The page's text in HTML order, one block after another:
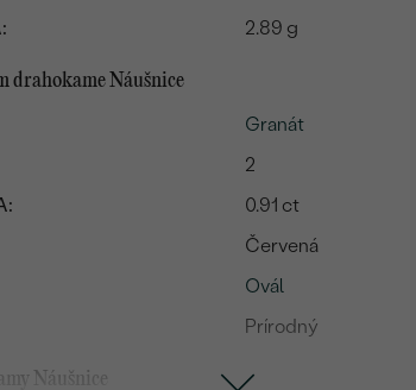
2.89 g
drahokame Náušnice
Granát
2
0.91 ct
Červená
Ovál
Prírodný
Náušnice